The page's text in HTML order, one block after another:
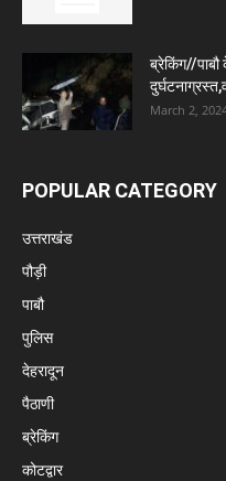
ब्रेकिंग//
March 2,
POPULAR CATEGORY
उत्तराखंड
पौड़ी
पाबौ
पुलिस
देहरादून
पैठाणी
ब्रेकिंग
कोटद्वार